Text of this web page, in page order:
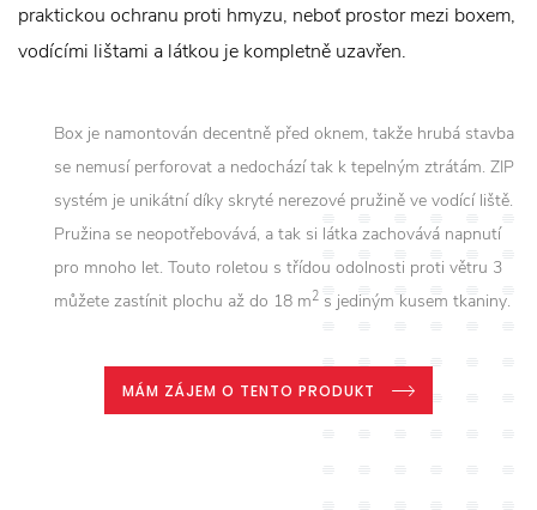
praktickou ochranu proti hmyzu, neboť prostor mezi boxem,
vodícími lištami a látkou je kompletně uzavřen.
Box je namontován decentně před oknem, takže hrubá stavba
se nemusí perforovat a nedochází tak k tepelným ztrátám. ZIP
systém je unikátní díky skryté nerezové pružině ve vodící liště.
Pružina se neopotřebovává, a tak si látka zachovává napnutí
pro mnoho let. Touto roletou s třídou odolnosti proti větru 3
můžete zastínit plochu až do 18 m2 s jediným kusem tkaniny.
MÁM ZÁJEM O TENTO PRODUKT